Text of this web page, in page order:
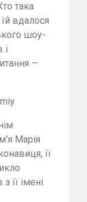
така
вдалося
шоу-
і
—
Марія
її
її імені